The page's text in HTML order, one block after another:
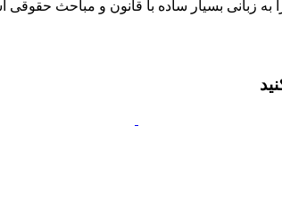
زبانی بسیار ساده با قانون و مباحث حقوقی